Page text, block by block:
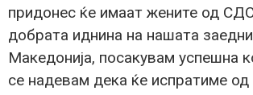
придонес ќе имаат жените од
добрата иднина на нашата
Македонија, посакувам успешна
се надевам дека ќе испратиме од